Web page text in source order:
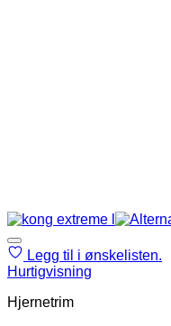
Legg til i ønskelisten.
Hurtigvisning
Hjernetrim